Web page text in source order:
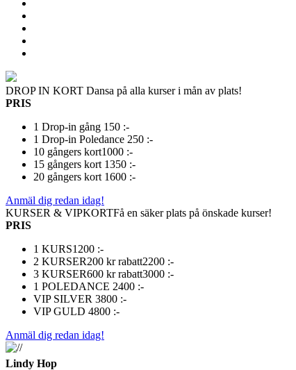
DROP IN KORT Dansa på alla kurser i mån av plats!
PRIS
1 Drop-in gång 150 :-
1 Drop-in Poledance 250 :-
10 gångers kort1000 :-
15 gångers kort 1350 :-
20 gångers kort 1600 :-
Anmäl dig redan idag!
KURSER & VIPKORTFå en säker plats på önskade kurser!
PRIS
1 KURS1200 :-
2 KURSER200 kr rabatt2200 :-
3 KURSER600 kr rabatt3000 :-
1 POLEDANCE 2400 :-
VIP SILVER 3800 :-
VIP GULD 4800 :-
Anmäl dig redan idag!
Lindy Hop